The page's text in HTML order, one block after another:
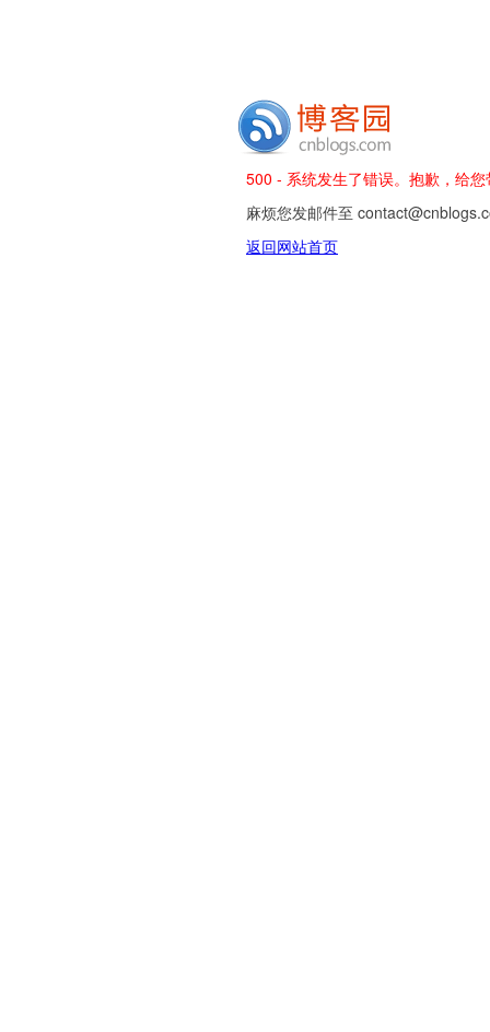
500 - 系统发生了错误。抱歉，给
麻烦您发邮件至
返回网站首页